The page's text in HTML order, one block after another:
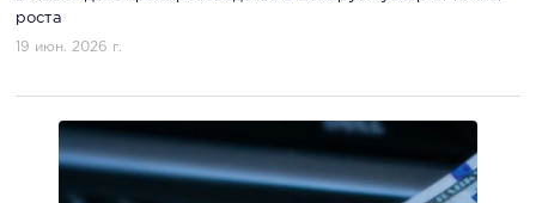
роста
19 июн. 2026 г.